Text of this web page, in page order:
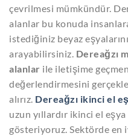
çevrilmesi mümkündür.
alanlar bu konuda
istediğiniz beyaz
arayabilirsiniz. Dereağzı
alanlar ile iletişime
değerlendirmesini
alırız. Dereağzı ikinci el
uzun yıllardır ikinci el
gösteriyoruz. Sektörde en